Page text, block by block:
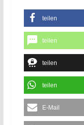
teilen
teilen
teilen
teilen
E-Mail